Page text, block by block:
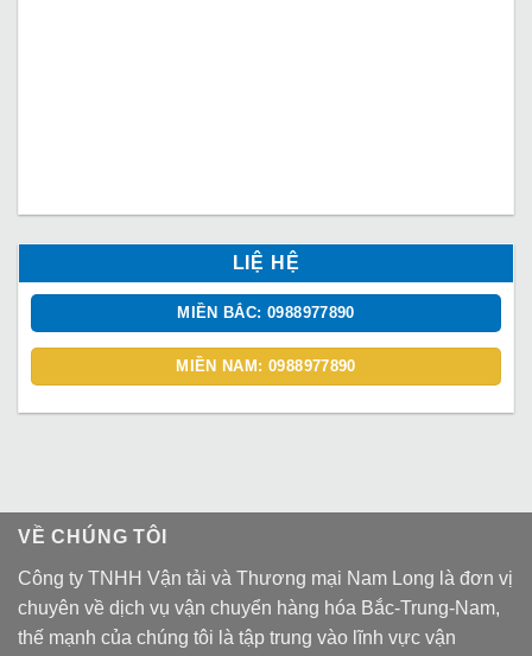
LIỆ HỆ
MIỀN BẮC: 0988977890
MIỀN NAM: 0988977890
VỀ CHÚNG TÔI
Công ty TNHH Vận tải và Thương mại Nam Long là đơn vị
chuyên về dịch vụ vận chuyển hàng hóa Bắc-Trung-Nam,
thế mạnh của chúng tôi là tập trung vào lĩnh vực vận